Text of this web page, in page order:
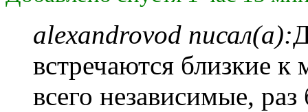
alexandrovod писал(а):
встречаются близкие
всего независимые,